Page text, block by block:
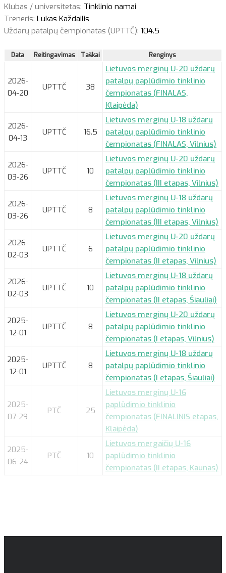
Klubas / universitetas: Tinklinio namai
Treneris: Lukas Každailis
Uždarų patalpų čempionatas (UPTTČ): 104.5
Data Reitingavimas Taškai Renginys
2026-
04-20
UPTTČ 38
Lietuvos merginų U-20 uždarų
patalpų paplūdimio tinklinio
čempionatas (FINALAS,
Klaipėda)
2026-
04-13
UPTTČ 16.5
Lietuvos merginų U-18 uždarų
patalpų paplūdimio tinklinio
čempionatas (FINALAS, Vilnius)
2026-
03-26
UPTTČ 10
Lietuvos merginų U-20 uždarų
patalpų paplūdimio tinklinio
čempionatas (III etapas, Vilnius)
2026-
03-26
UPTTČ 8
Lietuvos merginų U-18 uždarų
patalpų paplūdimio tinklinio
čempionatas (III etapas, Vilnius)
2026-
02-03
UPTTČ 6
Lietuvos merginų U-20 uždarų
patalpų paplūdimio tinklinio
čempionatas (II etapas, Vilnius)
2026-
02-03
UPTTČ 10
Lietuvos merginų U-18 uždarų
patalpų paplūdimio tinklinio
čempionatas (II etapas, Šiauliai)
2025-
12-01
UPTTČ 8
Lietuvos merginų U-20 uždarų
patalpų paplūdimio tinklinio
čempionatas (I etapas, Vilnius)
2025-
12-01
UPTTČ 8
Lietuvos merginų U-18 uždarų
patalpų paplūdimio tinklinio
čempionatas (I etapas, Šiauliai)
2025-
07-29
PTČ 25
Lietuvos merginų U-16
paplūdimio tinklinio
čempionatas (FINALINIS etapas,
Klaipėda)
2025-
06-24
PTČ 10
Lietuvos mergaičių U-16
paplūdimio tinklinio
čempionatas (II etapas, Kaunas)